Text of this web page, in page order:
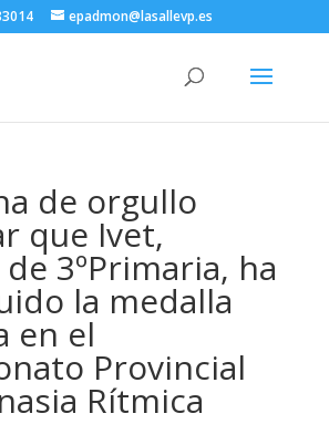
epadmon@lasallevp.es
de orgullo
que Ivet,
3ºPrimaria, ha
la medalla
en el
Provincial
Rítmica